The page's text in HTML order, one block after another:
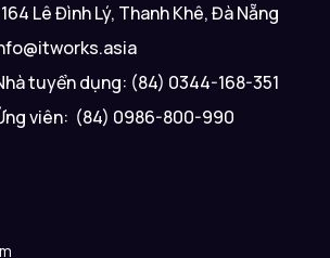
Lê Đình Lý, Thanh Khê, Đà Nẵng
tuyển dụng: (84) 0344-168-351
viên: (84) 0986-800-990